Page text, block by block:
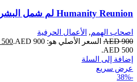
Humanity Reunion لم شمل البشرية
اصحاب الهمم, الأعمال الحرفية
AED900 السعر الأصلي هو: AED 900.
500
AED 500.
إضافة إلى السلة
عرض سريع
-38%